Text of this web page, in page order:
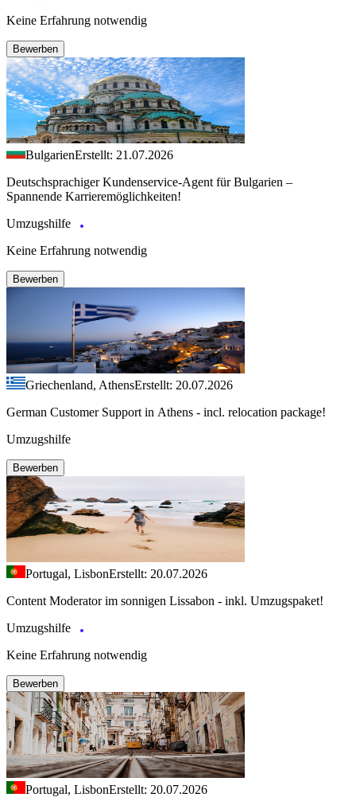
Keine Erfahrung notwendig
Bewerben
BulgarienErstellt: 21.07.2026
Deutschsprachiger Kundenservice-Agent für Bulgarien –
Spannende Karrieremöglichkeiten!
Umzugshilfe
Keine Erfahrung notwendig
Bewerben
Griechenland, AthensErstellt: 20.07.2026
German Customer Support in Athens - incl. relocation package!
Umzugshilfe
Bewerben
Portugal, LisbonErstellt: 20.07.2026
Content Moderator im sonnigen Lissabon - inkl. Umzugspaket!
Umzugshilfe
Keine Erfahrung notwendig
Bewerben
Portugal, LisbonErstellt: 20.07.2026